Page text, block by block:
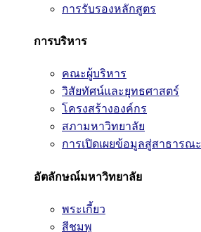
การรับรองหลักสูตร
การบริหาร
คณะผู้บริหาร
วิสัยทัศน์และยุทธศาสตร์
โครงสร้างองค์กร
สภามหาวิทยาลัย
การเปิดเผยข้อมูลสู่สาธารณะ
อัตลักษณ์มหาวิทยาลัย
พระเกี้ยว
สีชมพู